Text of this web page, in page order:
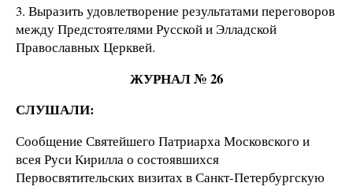
3. Выразить удовлетворение результатами переговоров
между Предстоятелями Русской и Элладской
Православных Церквей.
ЖУРНАЛ № 26
СЛУШАЛИ:
Сообщение Святейшего Патриарха Московского и
всея Руси Кирилла о состоявшихся
Первосвятительских визитах в Санкт-Петербургскую